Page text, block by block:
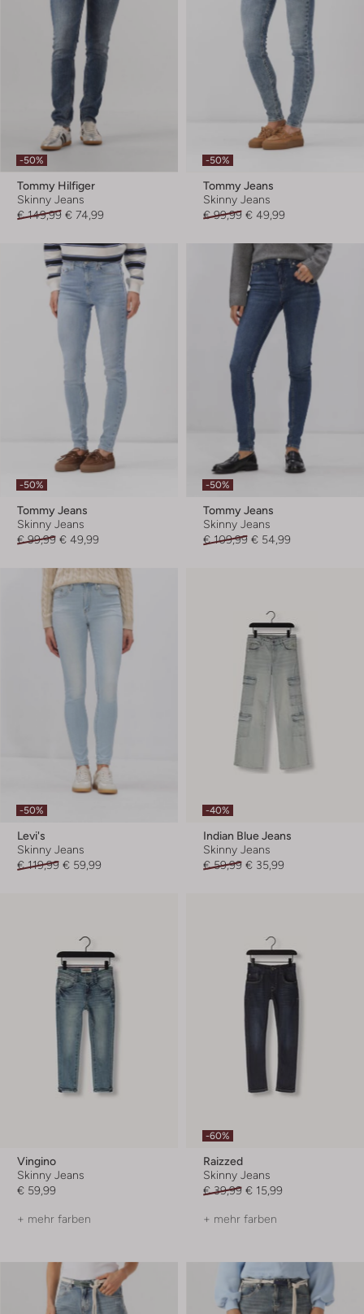
-50%
Tommy Hilfiger
Skinny Jeans
€ 149,99 € 74,99
-50%
Tommy Jeans
Skinny Jeans
€ 99,99 € 49,99
-50%
Tommy Jeans
Skinny Jeans
€ 99,99 € 49,99
-50%
Tommy Jeans
Skinny Jeans
€ 109,99 € 54,99
-50%
Levi's
Skinny Jeans
€ 119,99 € 59,99
-40%
Indian Blue Jeans
Skinny Jeans
€ 59,99 € 35,99
Vingino
Skinny Jeans
€ 59,99
+ mehr farben
-60%
Raizzed
Skinny Jeans
€ 39,99 € 15,99
+ mehr farben